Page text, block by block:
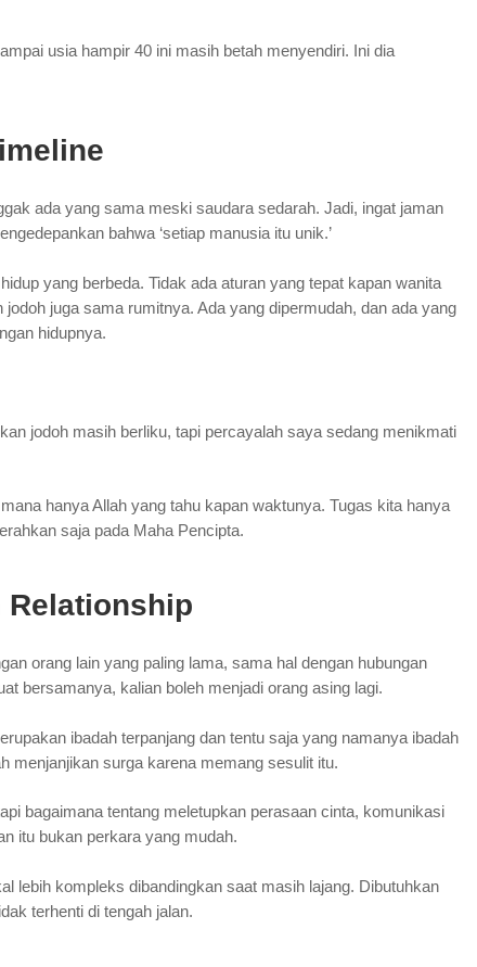
usia hampir 40 ini masih betah menyendiri. Ini dia
ada yang sama meski saudara sedarah. Jadi, ingat jaman
bahwa ‘setiap manusia itu unik.’
yang berbeda. Tidak ada aturan yang tepat kapan wanita
juga sama rumitnya. Ada yang dipermudah, dan ada yang
hidupnya.
jodoh masih berliku, tapi percayalah saya sedang menikmati
hanya Allah yang tahu kapan waktunya. Tugas kita hanya
saja pada Maha Pencipta.
Relationship
orang lain yang paling lama, sama hal dengan hubungan
bersamanya, kalian boleh menjadi orang asing lagi.
ibadah terpanjang dan tentu saja yang namanya ibadah
menjanjikan surga karena memang sesulit itu.
bagaimana tentang meletupkan perasaan cinta, komunikasi
itu bukan perkara yang mudah.
lebih kompleks dibandingkan saat masih lajang. Dibutuhkan
terhenti di tengah jalan.